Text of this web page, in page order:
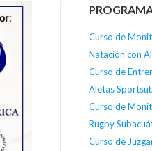
Curso de
Natación con
Curso de
Aletas
Curso de
Rugby
Curso de